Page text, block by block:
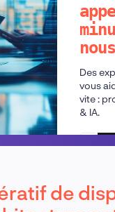
Des
vous
vite :
& IA.
de